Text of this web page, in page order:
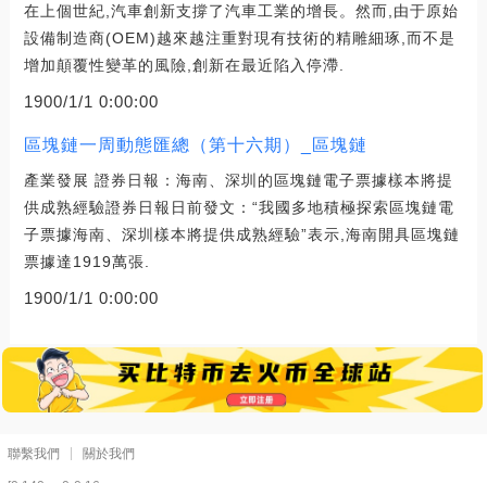
在上個世紀,汽車創新支撐了汽車工業的增長。然而,由于原始
設備制造商(OEM)越來越注重對現有技術的精雕細琢,而不是
增加顛覆性變革的風險,創新在最近陷入停滯.
1900/1/1 0:00:00
區塊鏈一周動態匯總（第十六期）_區塊鏈
產業發展 證券日報：海南、深圳的區塊鏈電子票據樣本將提
供成熟經驗證券日報日前發文：“我國多地積極探索區塊鏈電
子票據海南、深圳樣本將提供成熟經驗”表示,海南開具區塊鏈
票據達1919萬張.
1900/1/1 0:00:00
聯繫我們 關於我們